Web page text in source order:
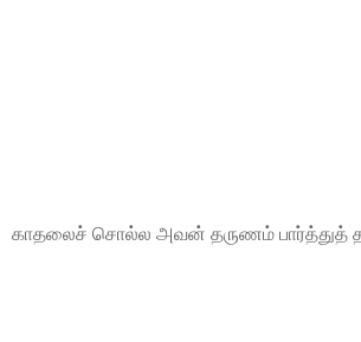
காதலைச் சொல்ல அவன் தருணம் பார்த்துத்